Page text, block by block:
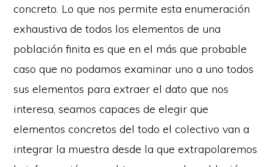
concreto. Lo que nos permite esta enumeración
exhaustiva de todos los elementos de una
población finita es que en el más que probable
caso que no podamos examinar uno a uno todos
sus elementos para extraer el dato que nos
interesa, seamos capaces de elegir que
elementos concretos del todo el colectivo van a
integrar la muestra desde la que extrapolaremos